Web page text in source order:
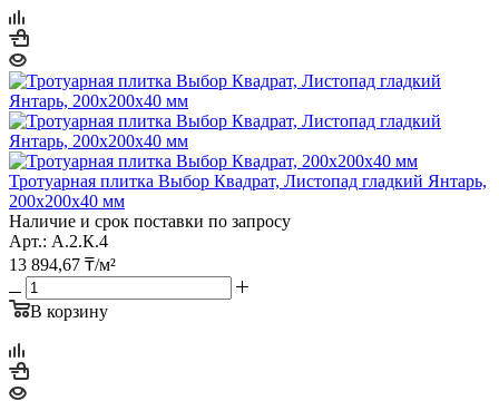
Тротуарная плитка Выбор Квадрат, Листопад гладкий Янтарь,
200х200х40 мм
Наличие и срок поставки по запросу
Арт.: А.2.К.4
13 894,67 ₸/м²
В корзину